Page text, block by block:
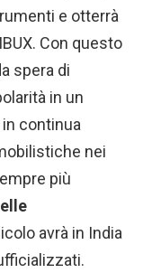
e otterrà
Con questo
spera di
in un
continua
nei
più
avrà in India